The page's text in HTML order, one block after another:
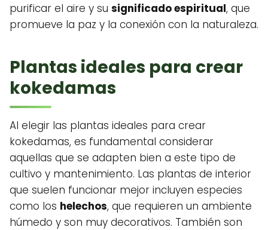
purificar el aire y su significado espiritual, que
promueve la paz y la conexión con la naturaleza.
Plantas ideales para crear
kokedamas
Al elegir las plantas ideales para crear
kokedamas, es fundamental considerar
aquellas que se adapten bien a este tipo de
cultivo y mantenimiento. Las plantas de interior
que suelen funcionar mejor incluyen especies
como los helechos, que requieren un ambiente
húmedo y son muy decorativos. También son